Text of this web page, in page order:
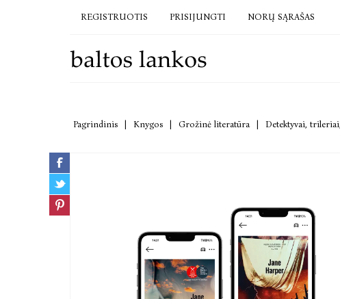
REGISTRUOTIS PRISIJUNGTI NORŲ SĄRAŠAS
Pagrindinis Knygos Grožinė literatūra Detektyvai,